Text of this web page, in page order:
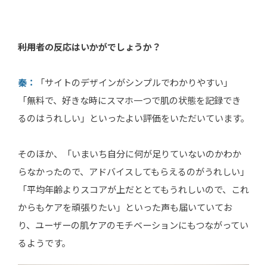
――利用者の反応はいかがでしょうか？
秦：
「サイトのデザインがシンプルでわかりやすい」
「無料で、好きな時にスマホ一つで肌の状態を記録でき
るのはうれしい」といったよい評価をいただいています。
そのほか、「いまいち自分に何が足りていないのかわか
らなかったので、アドバイスしてもらえるのがうれしい」
「平均年齢よりスコアが上だととてもうれしいので、これ
からもケアを頑張りたい」といった声も届いていてお
り、ユーザーの肌ケアのモチベーションにもつながってい
るようです。